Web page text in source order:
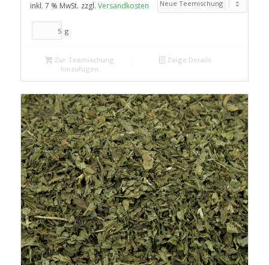
inkl. 7 % MwSt. zzgl. Versandkosten
g
Zur Teemischung
hinzufügen
Zeige Details